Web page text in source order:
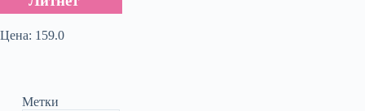
Цена: 159.0
Метки